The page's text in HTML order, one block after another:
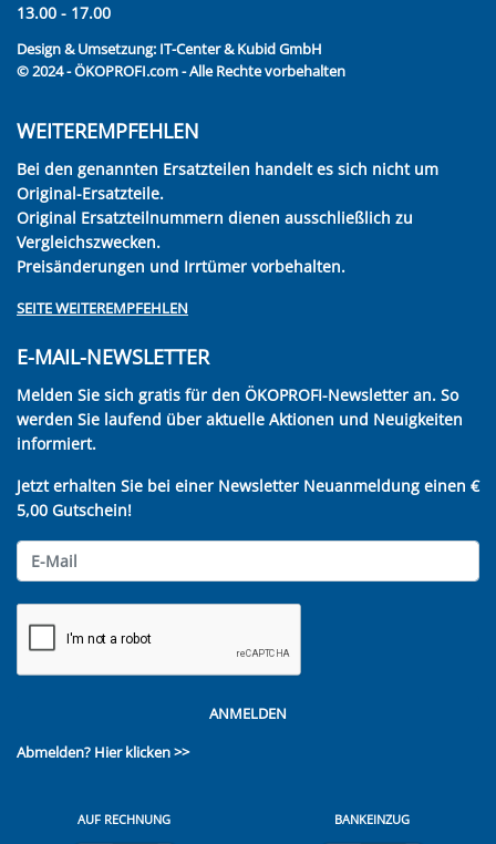
13.00 - 17.00
Design & Umsetzung: IT-Center & Kubid GmbH
© 2024 - ÖKOPROFI.com - Alle Rechte vorbehalten
WEITEREMPFEHLEN
Bei den genannten Ersatzteilen handelt es sich nicht um
Original-Ersatzteile.
Original Ersatzteilnummern dienen ausschließlich zu
Vergleichszwecken.
Preisänderungen und Irrtümer vorbehalten.
SEITE WEITEREMPFEHLEN
E-MAIL-NEWSLETTER
Melden Sie sich gratis für den ÖKOPROFI-Newsletter an. So
werden Sie laufend über aktuelle Aktionen und Neuigkeiten
informiert.
Jetzt erhalten Sie bei einer Newsletter Neuanmeldung einen €
5,00 Gutschein!
ANMELDEN
Abmelden? Hier klicken >>
AUF RECHNUNG BANKEINZUG